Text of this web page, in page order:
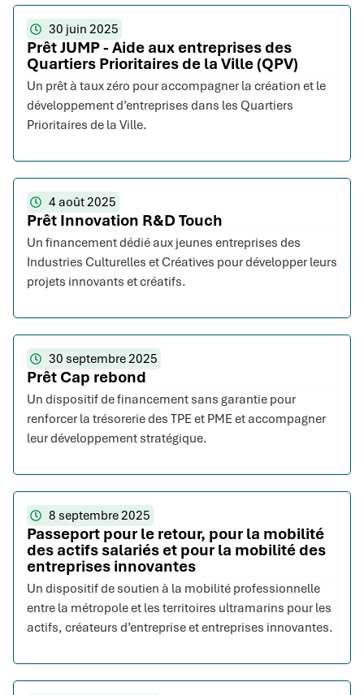
30 juin 2025
Prêt JUMP - Aide aux entreprises des
Quartiers Prioritaires de la Ville (QPV)
Un prêt à taux zéro pour accompagner la création et le
développement d’entreprises dans les Quartiers
Prioritaires de la Ville.
4 août 2025
Prêt Innovation R&D Touch
Un financement dédié aux jeunes entreprises des
Industries Culturelles et Créatives pour développer leurs
projets innovants et créatifs.
30 septembre 2025
Prêt Cap rebond
Un dispositif de financement sans garantie pour
renforcer la trésorerie des TPE et PME et accompagner
leur développement stratégique.
8 septembre 2025
Passeport pour le retour, pour la mobilité
des actifs salariés et pour la mobilité des
entreprises innovantes
Un dispositif de soutien à la mobilité professionnelle
entre la métropole et les territoires ultramarins pour les
actifs, créateurs d’entreprise et entreprises innovantes.